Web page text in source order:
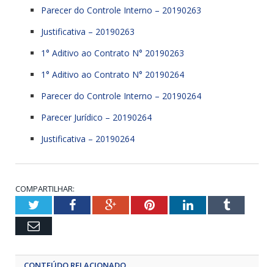
Parecer do Controle Interno – 20190263
Justificativa – 20190263
1° Aditivo ao Contrato N° 20190263
1° Aditivo ao Contrato N° 20190264
Parecer do Controle Interno – 20190264
Parecer Jurídico – 20190264
Justificativa – 20190264
COMPARTILHAR:
TwitterFacebookGoogle+PinterestLinkedInTumblr
Email